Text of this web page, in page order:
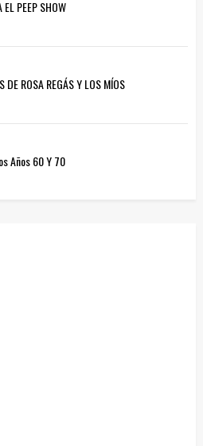
PEEP SHOW
DE ROSA REGÁS Y LOS MÍOS
Años 60 Y 70